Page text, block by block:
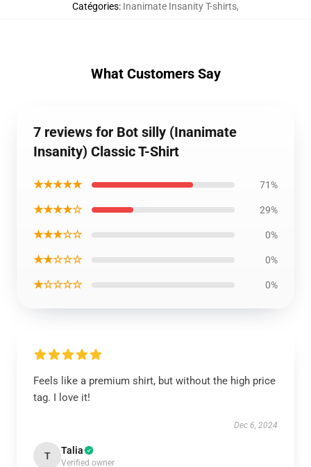
Catégories: Inanimate Insanity T-shirts,
What Customers Say
7 reviews for Bot silly (Inanimate
Insanity) Classic T-Shirt
★★★★★ 71%
★★★★☆ 29%
★★★☆☆ 0%
★★☆☆☆ 0%
★☆☆☆☆ 0%
Feels like a premium shirt, but without the high price
tag. I love it!
Dec 6, 2024
T Talia
Verified owner